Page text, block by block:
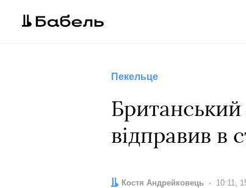
Пекельце
відправив в
Автор:
Костя Андрейковець Дата:
10:11,